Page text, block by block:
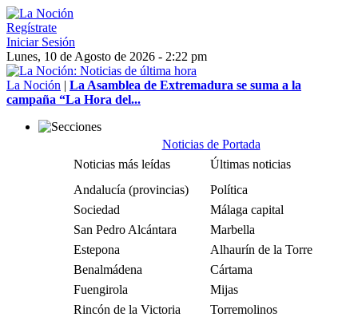
Regístrate
Iniciar Sesión
Lunes, 10 de Agosto de 2026 - 2:22 pm
La Noción | La Asamblea de Extremadura se suma a la
campaña “La Hora del...
Noticias de Portada
Noticias más leídas
Últimas noticias
Andalucía (provincias)
Política
Sociedad
Málaga capital
San Pedro Alcántara
Marbella
Estepona
Alhaurín de la Torre
Benalmádena
Cártama
Fuengirola
Mijas
Rincón de la Victoria
Torremolinos